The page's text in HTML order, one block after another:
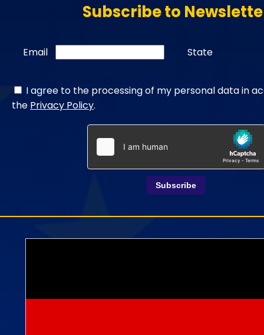
Subscribe to
Email State
I agree to the processing of my personal data in
the Privacy Policy.
Subscribe